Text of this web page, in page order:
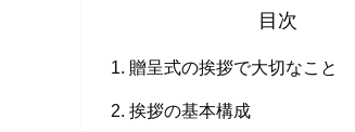
目次
贈呈式の挨拶で大切なこと
挨拶の基本構成